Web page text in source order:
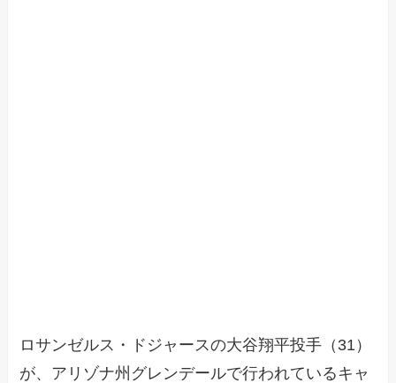
ロサンゼルス・ドジャースの大谷翔平投手（31）
が、アリゾナ州グレンデールで行われているキャ